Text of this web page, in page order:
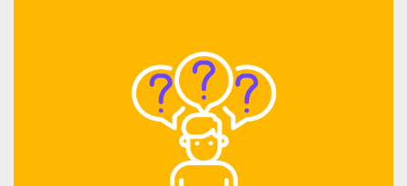
devez en faire la demande et fournir un certificat
médical délivré par un médecin agréé par
concours, en activité, en détachement, en congé
parental ou accomplissant le service national.
Si vous êtes ressortissant européen ou de la
principauté d’Andorre, vous justifiez d’une
expérience dans une administration ou dans un
établissement d’État, avec une formation